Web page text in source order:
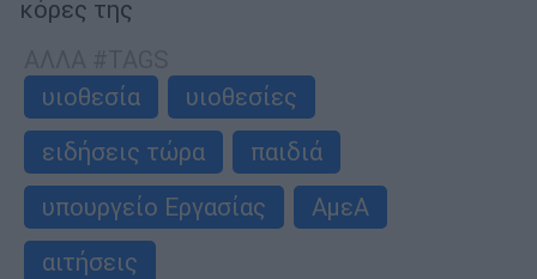
κόρες της
υιοθεσία
υιοθεσίες
ειδήσεις τώρα
παιδιά
υπουργείο Εργασίας
ΑμεΑ
αιτήσεις